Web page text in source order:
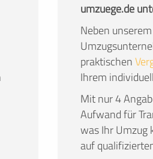
umzuege.de
Neben
praktischen
Ihrem
Mit nur 4
Aufwand für
was Ihr Umzug
auf